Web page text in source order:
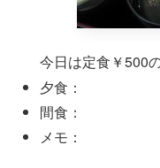
今日は定食￥500
夕食：
間食：
メモ：